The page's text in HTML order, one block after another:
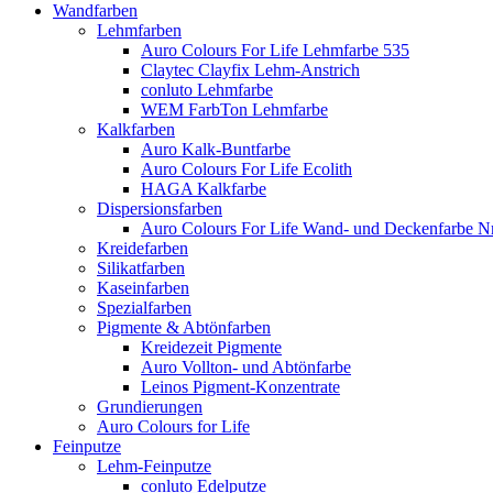
Wandfarben
Lehmfarben
Auro Colours For Life Lehmfarbe 535
Claytec Clayfix Lehm-Anstrich
conluto Lehmfarbe
WEM FarbTon Lehmfarbe
Kalkfarben
Auro Kalk-Buntfarbe
Auro Colours For Life Ecolith
HAGA Kalkfarbe
Dispersionsfarben
Auro Colours For Life Wand- und Deckenfarbe
Kreidefarben
Silikatfarben
Kaseinfarben
Spezialfarben
Pigmente & Abtönfarben
Kreidezeit Pigmente
Auro Vollton- und Abtönfarbe
Leinos Pigment-Konzentrate
Grundierungen
Auro Colours for Life
Feinputze
Lehm-Feinputze
conluto Edelputze